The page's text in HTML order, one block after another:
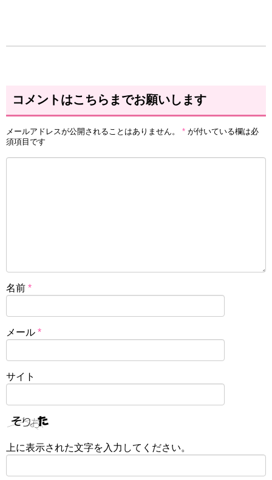
コメントはこちらまでお願いします
メールアドレスが公開されることはありません。 * が付いている欄は必
須項目です
名前 *
メール *
サイト
上に表示された文字を入力してください。